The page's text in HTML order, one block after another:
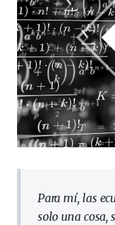
Para mí, las
solo una cosa,